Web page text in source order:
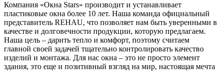
Компания «Окна Stars» производит и устанавливает
пластиковые окна более 10 лет. Наша команда официальный
представитель REHAU, что позволяет нам быть уверенными в
качестве и долговечности продукции, которую предлагаем.
Наша цель – дарить тепло и комфорт, поэтому считаем
главной своей задачей тщательно контролировать качество
изделий и монтажа. Для нас окна – это не просто элемент
здания, это еще и позитивный взгляд на мир, настоящая мечта